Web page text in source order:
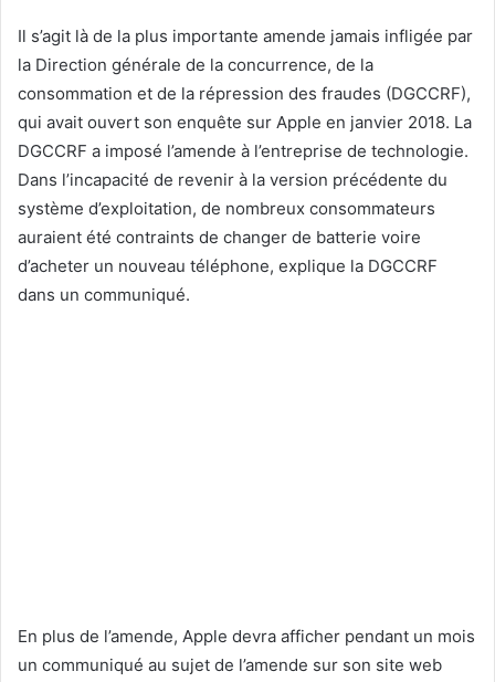
Il s’agit là de la plus importante amende jamais infligée par
la Direction générale de la concurrence, de la
consommation et de la répression des fraudes (DGCCRF),
qui avait ouvert son enquête sur Apple en janvier 2018. La
DGCCRF a imposé l’amende à l’entreprise de technologie.
Dans l’incapacité de revenir à la version précédente du
système d’exploitation, de nombreux consommateurs
auraient été contraints de changer de batterie voire
d’acheter un nouveau téléphone, explique la DGCCRF
dans un communiqué.
En plus de l’amende, Apple devra afficher pendant un mois
un communiqué au sujet de l’amende sur son site web